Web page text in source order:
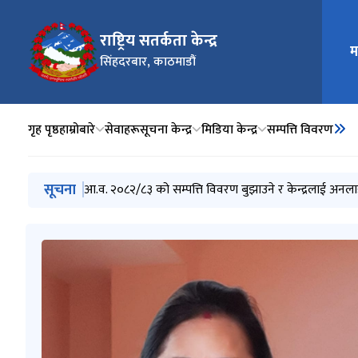
राष्ट्रिय सतर्कता केन्द्र
सिंहदरबार, काठमाडौं
मुख्य
गृह पृष्ठहाम्रोबारे सेवाहरूसूचना केन्द्र मिडिया केन्द्र सम्पत्ति विवरण
मुख्य नेभिगेसनमा जानुहोस्
सूचना आ.व. २०८२/८३ को सम्पत्ति विवरण बुझाउने र केन्द्रलाई